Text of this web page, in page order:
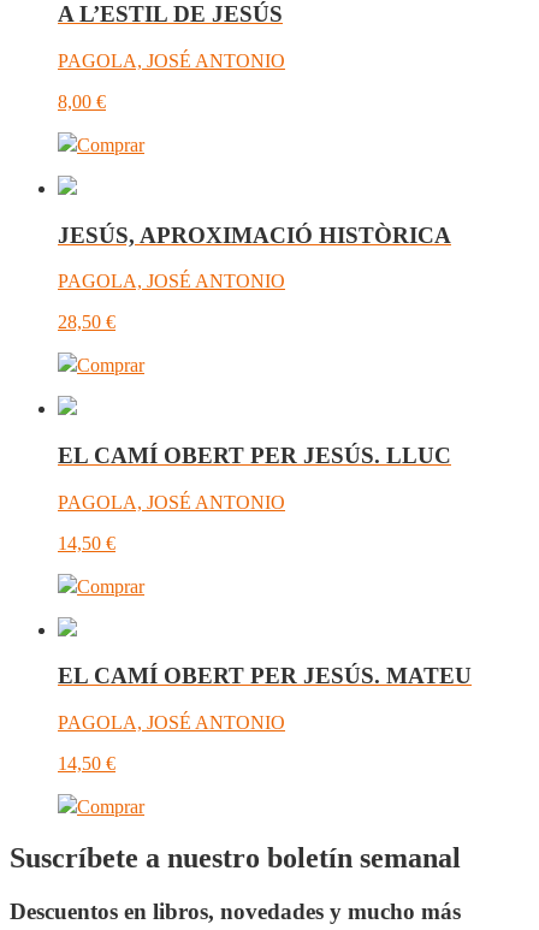
A L’ESTIL DE JESÚS
PAGOLA, JOSÉ ANTONIO
8,00 €
Comprar
JESÚS, APROXIMACIÓ HISTÒRICA
PAGOLA, JOSÉ ANTONIO
28,50 €
Comprar
EL CAMÍ OBERT PER JESÚS. LLUC
PAGOLA, JOSÉ ANTONIO
14,50 €
Comprar
EL CAMÍ OBERT PER JESÚS. MATEU
PAGOLA, JOSÉ ANTONIO
14,50 €
Comprar
Suscríbete a nuestro boletín semanal
Descuentos en libros, novedades y mucho más